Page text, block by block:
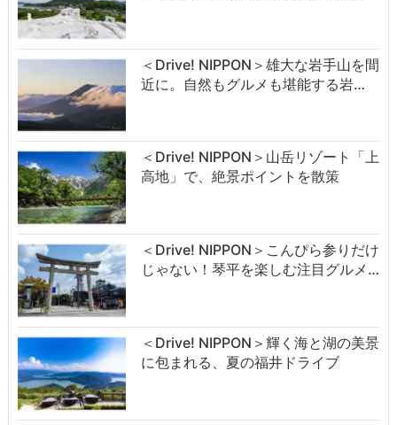
＜Drive! NIPPON＞雄大な岩手山を間
近に。自然もグルメも堪能する岩…
＜Drive! NIPPON＞山岳リゾート「上
高地」で、絶景ポイントを散策
＜Drive! NIPPON＞こんぴら参りだけ
じゃない！琴平を楽しむ注目グルメ…
＜Drive! NIPPON＞輝く海と湖の美景
に包まれる、夏の福井ドライブ